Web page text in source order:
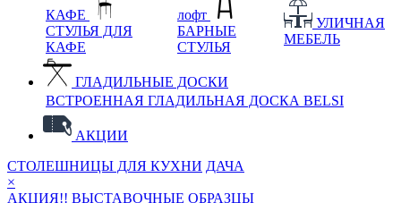
КАФЕ
СТУЛЬЯ ДЛЯ
КАФЕ
лофт
БАРНЫЕ
СТУЛЬЯ
УЛИЧНАЯ
МЕБЕЛЬ
ГЛАДИЛЬНЫЕ ДОСКИ
ВСТРОЕННАЯ ГЛАДИЛЬНАЯ ДОСКА BELSI
АКЦИИ
СТОЛЕШНИЦЫ ДЛЯ КУХНИ ДАЧА
×
АКЦИЯ!! ВЫСТАВОЧНЫЕ ОБРАЗЦЫ